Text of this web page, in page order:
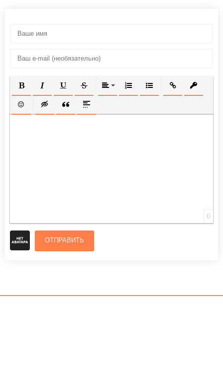
ПОЛУЖИРНЫЙ
КУРСИВПОДЧЕРКНУТЫЙ
ЗАЧЕРКНУТЫЙВЫРАВНИВАНИЕ
НУМЕРОВАННЫЙ СПИСОК
МАРКИРОВАННЫЙ
ВСТАВИТЬ
ВСТАВИТЬ СМАЙЛИК
ВСТАВКА СКРЫТОГО ТЕКСТА
ВСТАВКА ЦИТАТЫ
ВСТАВКА СПОЙЛЕРА
0
ОТПРАВИТЬ